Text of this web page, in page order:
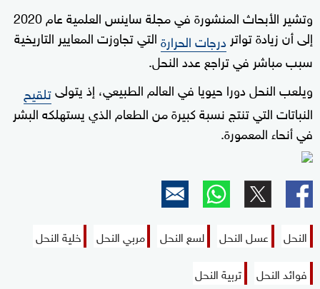
وتشير الأبحاث المنشورة في مجلة ساينس العلمية عام 2020
إلى أن زيادة تواتر درجات الحرارةالتي تجاوزت المعايير التاريخية
سبب مباشر في تراجع عدد النحل.
ويلعب النحل دورا حيويا في العالم الطبيعي، إذ يتولىتلقيح
النباتات التي تنتج نسبة كبيرة من الطعام الذي يستهلكه البشر
في أنحاء المعمورة.
النحل عسل النحل لسع النحل مربي النحل
خلية النحل
فوائد النحل
تربية النحل